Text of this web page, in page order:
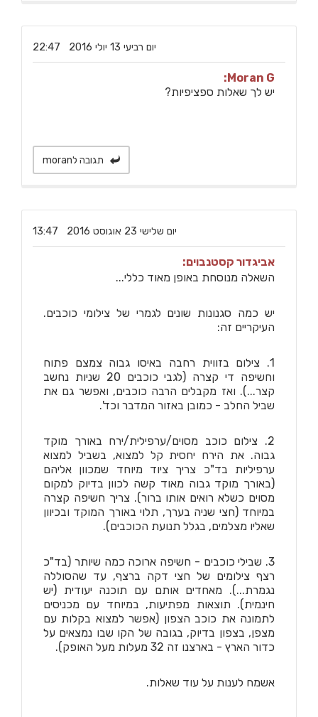
תגובה לmoran
‏יום רביעי ‏13 ‏יולי ‏2016 22:47
Moran G:
יש לך שאלות ספציפיות?
‏יום שלישי ‏23 ‏אוגוסט ‏2016 13:47
אביגדור קסטנבוים:
השאלה מנוסחת באופן מאוד כללי...
יש כמה סגנונות שונים לגמרי של צילומי כוכבים.
העיקריים זה:
1. צילום בזווית רחבה באיסו גבוה צמצם פתוח
וחשיפה די קצרה (לגבי כוכבים 20 שניות נחשב
קצר...). ואז מקבלים הרבה כוכבים, ואפשר גם את
שביל החלב - כמובן באזור המדבר וכד'.
2. צילום כוכב מסוים/ערפילית/ירח באורך מוקד
גבוה. את הירח יחסית קל למצוא, בשביל למצוא
ערפיליות בד"כ צריך ציוד מיוחד שמכוון אליהם
(באורך מוקד גבוה מאוד קשה לכוון בדיוק למקום
מסוים כשלא רואים אותו ברור). צריך חשיפה קצרה
במיוחד (חצי שניה בערך, תלוי באורך המוקד ובכיוון
שאליו מצלמים, בגלל תנועת הכוכבים).
3. שבילי כוכבים - חשיפה ארוכה כמה שיותר (בד"כ
רצף צילומים של חצי דקה ברצף, עד שהסוללה
נגמרת...). מאחדים אותם עם תוכנה יעודית (יש
חינמית). תוצאות מפתיעות, במיוחד עם מכניסים
לתמונה את כוכב הצפון (אפשר למצוא בקלות עם
מצפן, בצפון בדיוק, בגובה של הקו שבו נמצאים על
כדור הארץ - בארצנו זה 32 מעלות מעל האופק).
אשמח לענות על עוד שאלות.